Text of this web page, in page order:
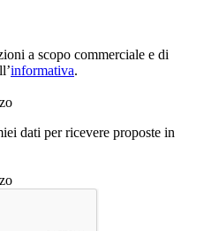
a scopo commerciale e di
informativa.
dati per ricevere proposte in